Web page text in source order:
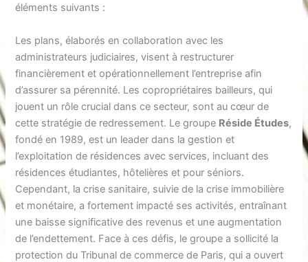
éléments suivants :
Les plans, élaborés en collaboration avec les
administrateurs judiciaires, visent à restructurer
financièrement et opérationnellement l’entreprise afin
d’assurer sa pérennité. Les copropriétaires bailleurs, qui
jouent un rôle crucial dans ce secteur, sont au cœur de
cette stratégie de redressement. Le groupe Réside Études,
fondé en 1989, est un leader dans la gestion et
l’exploitation de résidences avec services, incluant des
résidences étudiantes, hôtelières et pour séniors.
Cependant, la crise sanitaire, suivie de la crise immobilière
et monétaire, a fortement impacté ses activités, entraînant
une baisse significative des revenus et une augmentation
de l’endettement. Face à ces défis, le groupe a sollicité la
protection du Tribunal de commerce de Paris, qui a ouvert